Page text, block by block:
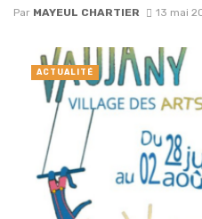
Par MAYEUL CHARTIER 13 mai
ACTUALITÉ